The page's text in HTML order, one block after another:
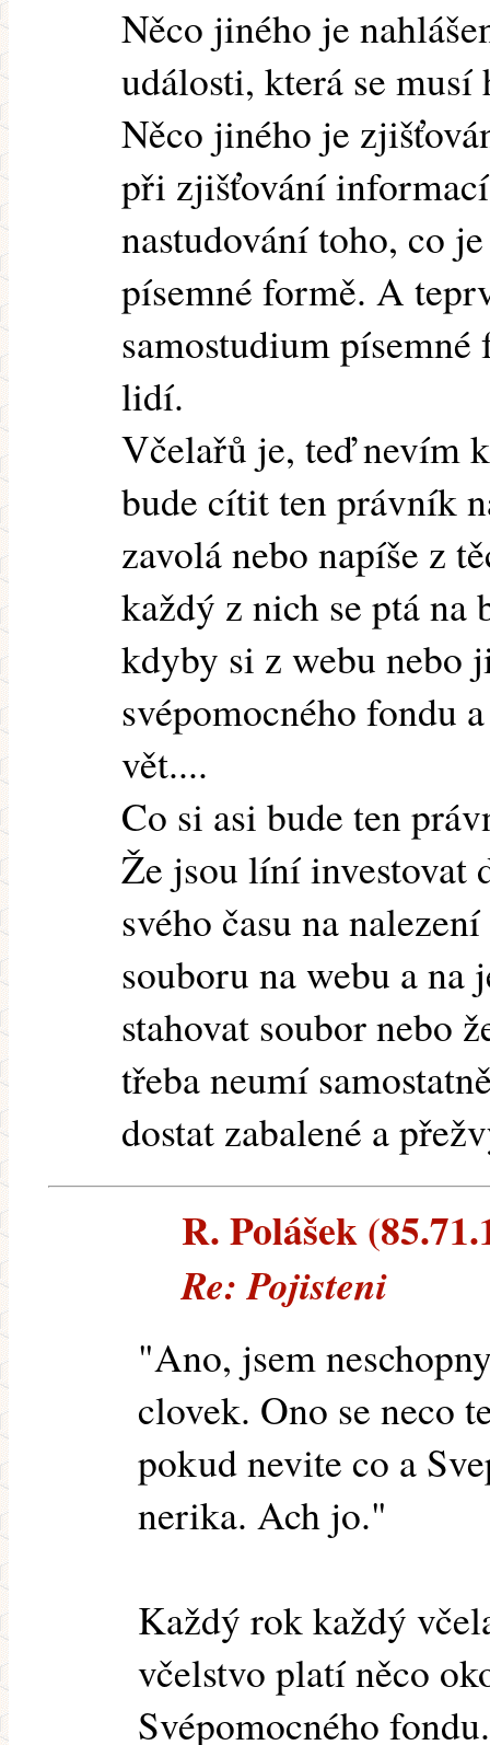
Něco jiného je
události, která se musí
Něco jiného je
při zjišťování
nastudování toho, co
písemné formě. A
samostudium
lidí.
Včelařů je, teď nevím
bude cítit ten právník
zavolá nebo napíše z
každý z nich se ptá
kdyby si z webu nebo
svépomocného fondu
vět....
Co si asi bude ten
Že jsou líní investovat
svého času na
souboru na webu a na
stahovat soubor nebo
třeba neumí
dostat zabalené a
R. Polášek
Re: Pojisteni
"Ano, jsem
clovek. Ono se neco
pokud nevite co a
nerika. Ach jo."
Každý rok každý
včelstvo platí něco
Svépomocného